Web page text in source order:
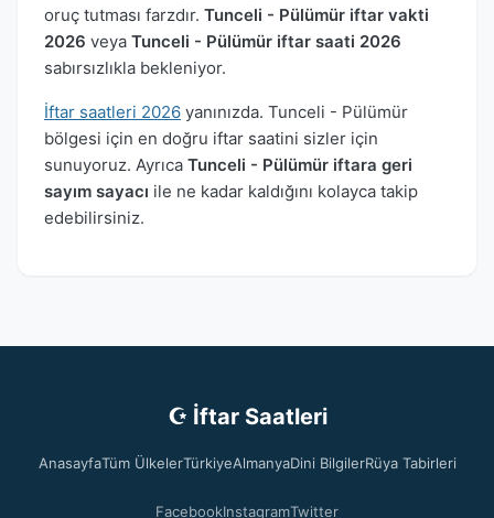
oruç tutması farzdır. Tunceli - Pülümür iftar vakti
2026 veya Tunceli - Pülümür iftar saati 2026
sabırsızlıkla bekleniyor.
İftar saatleri 2026 yanınızda. Tunceli - Pülümür
bölgesi için en doğru iftar saatini sizler için
sunuyoruz. Ayrıca Tunceli - Pülümür iftara geri
sayım sayacı ile ne kadar kaldığını kolayca takip
edebilirsiniz.
☪ İftar Saatleri
AnasayfaTüm ÜlkelerTürkiyeAlmanyaDini BilgilerRüya Tabirleri
FacebookInstagramTwitter